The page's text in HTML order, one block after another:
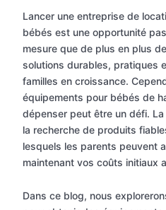
Lancer une entreprise de
bébés est une opportunité
mesure que de plus en plus
solutions durables, pratiques
familles en croissance.
équipements pour bébés de
dépenser peut être un défi.
la recherche de produits
lesquels les parents peuvent
maintenant vos coûts initiaux
Dans ce blog, nous